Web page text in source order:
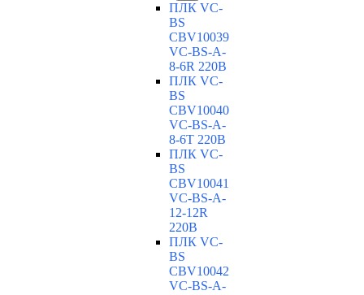
ПЛК VC-
BS
CBV10039
VC-BS-A-
8-6R 220В
ПЛК VC-
BS
CBV10040
VC-ВS-A-
8-6T 220В
ПЛК VC-
BS
CBV10041
VC-ВS-A-
12-12R
220В
ПЛК VC-
BS
CBV10042
VC-ВS-A-